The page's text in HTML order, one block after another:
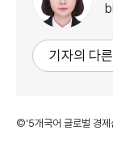
기자의 다
©'5개국어 글로벌 경제